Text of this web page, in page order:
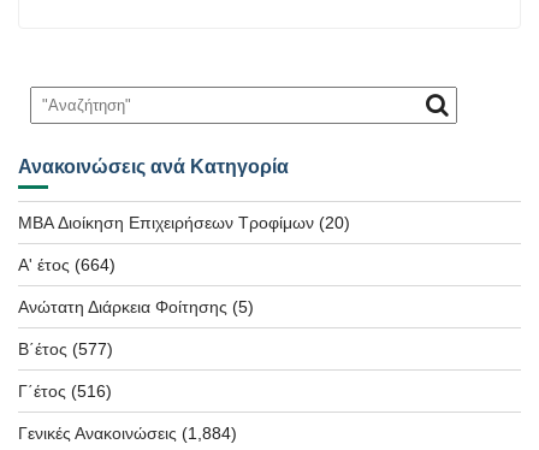
Ανακοινώσεις ανά Κατηγορία
MBA Διοίκηση Επιχειρήσεων Τροφίμων (20)
Α' έτος (664)
Ανώτατη Διάρκεια Φοίτησης (5)
Β΄έτος (577)
Γ΄έτος (516)
Γενικές Ανακοινώσεις (1,884)